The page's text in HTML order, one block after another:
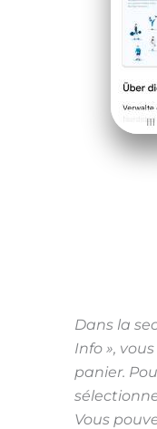
Dans la
Info »,
panier.
Vous